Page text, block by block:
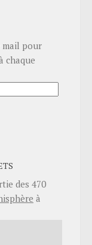
mail pour
chaque
des 470
à